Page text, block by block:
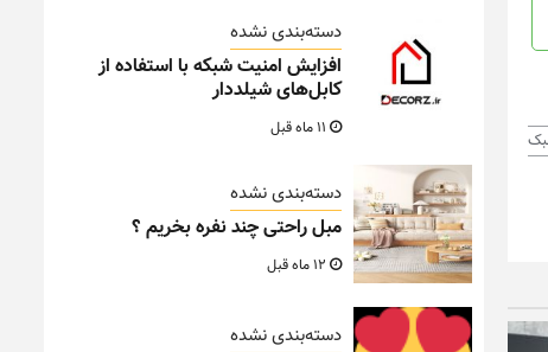
دسته‌بندی نشده
افزایش امنیت شبکه با استفاده از
کابل‌های شیلددار
دسته‌بندی نشده
مبل راحتی چند نفره بخریم ؟
دسته‌بندی نشده